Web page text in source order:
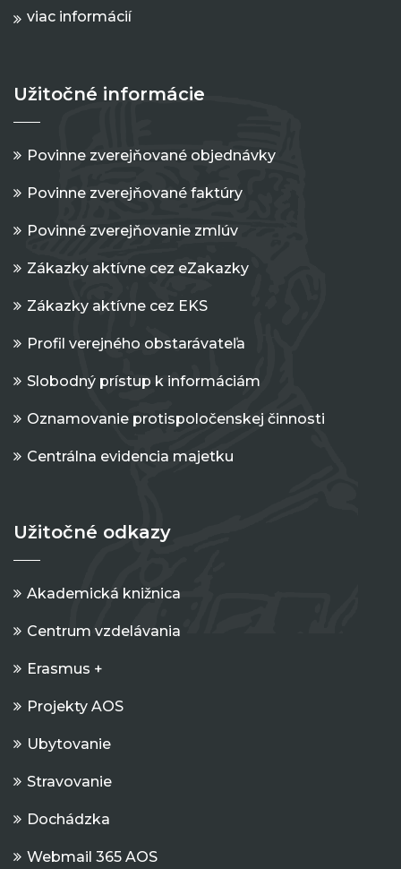
viac informácií
Užitočné informácie
Povinne zverejňované objednávky
Povinne zverejňované faktúry
Povinné zverejňovanie zmlúv
Zákazky aktívne cez eZakazky
Zákazky aktívne cez EKS
Profil verejného obstarávateľa
Slobodný prístup k informáciám
Oznamovanie protispoločenskej činnosti
Centrálna evidencia majetku
Užitočné odkazy
Akademická knižnica
Centrum vzdelávania
Erasmus +
Projekty AOS
Ubytovanie
Stravovanie
Dochádzka
Webmail 365 AOS